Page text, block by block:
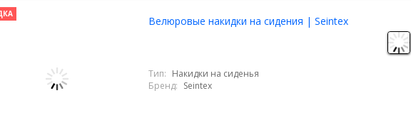
Велюровые накидки на сидения | Seintex
Тип: Накидки на сиденья
Бренд: Seintex